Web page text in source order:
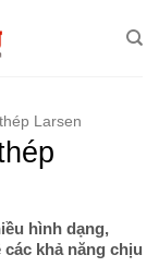
Larsen
hình dạng,
khả năng chịu